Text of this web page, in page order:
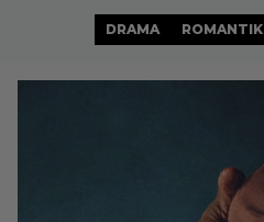
DRAMA ROMANTIK